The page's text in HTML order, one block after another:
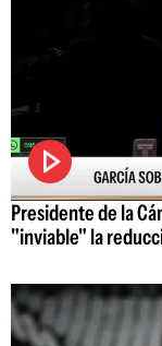
Presidente de la
"inviable" la